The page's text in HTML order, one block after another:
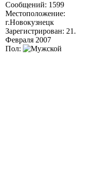
Сообщений: 1599
Местоположение:
г.Новокузнецк
Зарегистрирован: 21.
Февраля 2007
Пол: